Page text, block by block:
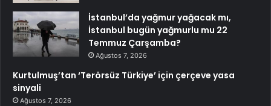
İstanbul’da yağmur yağacak mı,
İstanbul bugün yağmurlu mu 22
Temmuz Çarşamba?
Ağustos 7, 2026
Kurtulmuş’tan ‘Terörsüz Türkiye’ için çerçeve yasa
sinyali
Ağustos 7, 2026